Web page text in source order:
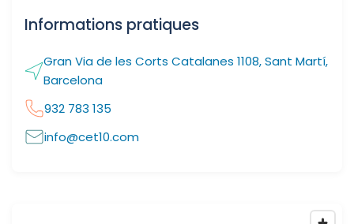
Informations pratiques
Gran Via de les Corts Catalanes 1108, Sant Martí,
Barcelona
932 783 135
info@cet10.com